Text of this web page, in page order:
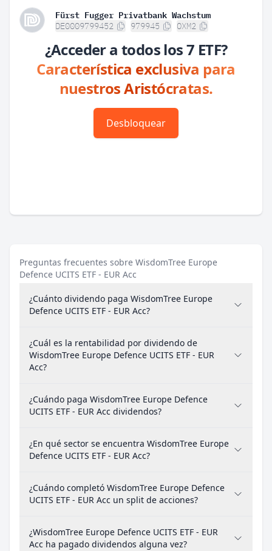
Fürst Fugger Privatbank Wachstum
DE0009799452 979945 OXM2
¿Acceder a todos los 7 ETF?
Característica exclusiva para
nuestros Aristócratas.
Desbloquear
Preguntas frecuentes sobre WisdomTree Europe
Defence UCITS ETF - EUR Acc
¿Cuánto dividendo paga WisdomTree Europe
Defence UCITS ETF - EUR Acc?
¿Cuál es la rentabilidad por dividendo de
WisdomTree Europe Defence UCITS ETF - EUR
Acc?
¿Cuándo paga WisdomTree Europe Defence
UCITS ETF - EUR Acc dividendos?
¿En qué sector se encuentra WisdomTree Europe
Defence UCITS ETF - EUR Acc?
¿Cuándo completó WisdomTree Europe Defence
UCITS ETF - EUR Acc un split de acciones?
¿WisdomTree Europe Defence UCITS ETF - EUR
Acc ha pagado dividendos alguna vez?